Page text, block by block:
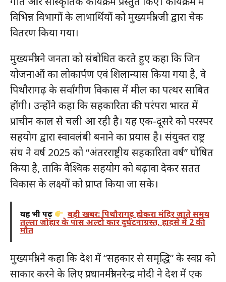
विभिन्न विभागों के लाभार्थियों को मुख्यमंत्री जी द्वारा चेक
वितरण किया गया।
मुख्यमंत्री ने जनता को संबोधित करते हुए कहा कि जिन
योजनाओं का लोकार्पण एवं शिलान्यास किया गया है, वे
पिथौरागढ़ के सर्वांगीण विकास में मील का पत्थर साबित
होंगी। उन्होंने कहा कि सहकारिता की परंपरा भारत में
प्राचीन काल से चली आ रही है। यह एक-दूसरे को परस्पर
सहयोग द्वारा स्वावलंबी बनाने का प्रयास है। संयुक्त राष्ट्र
संघ ने वर्ष 2025 को “अंतरराष्ट्रीय सहकारिता वर्ष” घोषित
किया है, ताकि वैश्विक सहयोग को बढ़ावा देकर सतत
विकास के लक्ष्यों को प्राप्त किया जा सके।
यह भी पढ़ें बड़ी खबर: पिथौरागढ़ होकरा मंदिर जाते समय
तल्ला जोहार के पास अल्टो कार दुर्घटनाग्रस्त, हादसे में 2 की
मौत
मुख्यमंत्री ने कहा कि देश में “सहकार से समृद्धि” के स्वप्न को
साकार करने के लिए प्रधानमंत्री नरेन्द्र मोदी ने देश में एक